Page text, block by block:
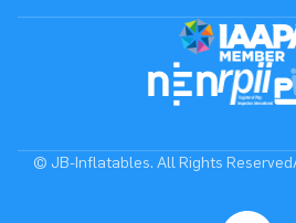
© JB-Inflatables. All Rights Reserved